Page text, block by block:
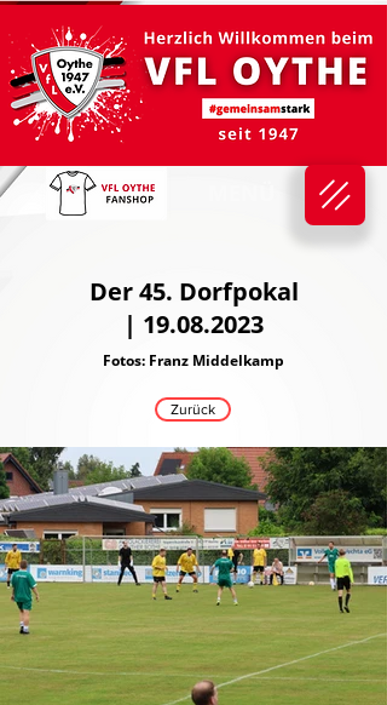
Der 45. Dorfpokal
| 19.08.2023
Fotos: Franz Middelkamp
Zurück